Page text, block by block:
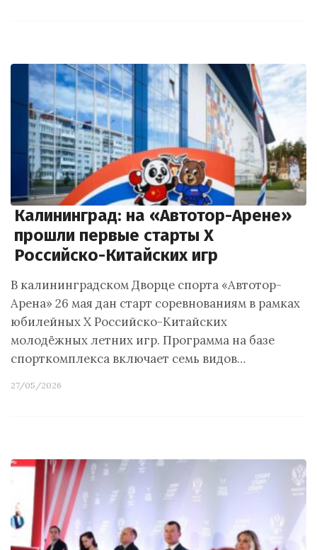
Калининград: на «Автотор-Арене»
прошли первые старты X
Российско-Китайских игр
В калининградском Дворце спорта «Автотор-
Арена» 26 мая дан старт соревнованиям в рамках
юбилейных X Российско-Китайских
молодёжных летних игр. Программа на базе
спорткомплекса включает семь видов…
27/05/2026